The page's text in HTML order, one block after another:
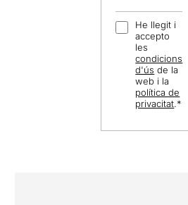
He llegit i
accepto
les
condicions
d'ús de la
web i la
política de
privacitat.*